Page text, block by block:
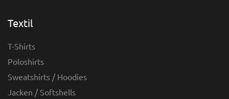
Textil
T-Shirts
Poloshirts
Sweatshirts / Hoodies
Jacken / Softshells